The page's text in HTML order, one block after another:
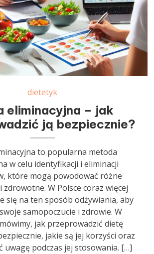
dietetyk
eliminacyjna – jak
ją bezpiecznie?
to popularna metoda
w celu identyfikacji i eliminacji
które mogą powodować różne
zdrowotne. W Polsce coraz więcej
się na ten sposób odżywiania, aby
samopoczucie i zdrowie. W
jak przeprowadzić dietę
jakie są jej korzyści oraz
uwagę podczas jej stosowania. […]